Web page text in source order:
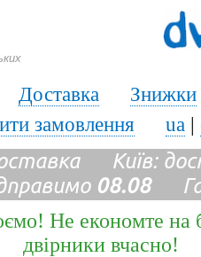
Доставка
Знижки
замовлення ua |
Київ:
08.08
Не економте на
двірники вчасно!